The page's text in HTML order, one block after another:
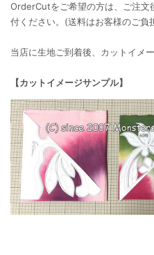
OrderCutをご希望の方は、ご注文
付ください。(送料はお客様のご負
当店に生地ご到着後、カットイメ
【カットイメージサンプル】